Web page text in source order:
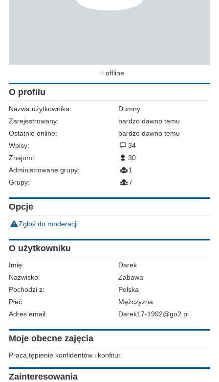
offline
O profilu
Nazwa użytkownika:
Dumny
Zarejestrowany:
bardzo dawno temu
Ostatnio online:
bardzo dawno temu
Wpisy:
34
Znajomi:
30
Administrowane grupy:
1
Grupy:
7
Opcje
Zgłoś do moderacji
O użytkowniku
Imię:
Darek
Nazwisko:
Zabawa
Pochodzi z:
Polska
Płeć:
Mężczyzna
Adres email:
Darek17-1992@go2.pl
Moje obecne zajęcia
Praca,tępienie konfidentów i konfitur.
Zainteresowania